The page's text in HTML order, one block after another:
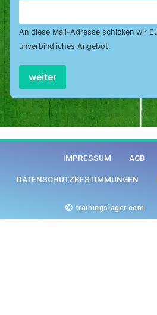
An diese Mail-Adresse schicken wir
unverbindliches Angebot.
weiter
IMPRESSUM AGB
DATENSCHUTZBESTIMMUNGEN
trainingslager.com